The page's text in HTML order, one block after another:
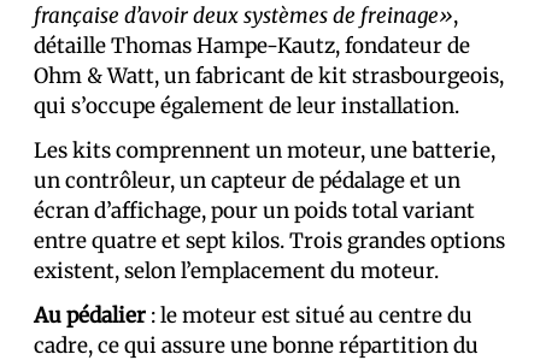
française d’avoir deux systèmes de freinage»,
détaille Thomas Hampe-Kautz, fondateur de
Ohm & Watt, un fabricant de kit strasbourgeois,
qui s’occupe également de leur installation.
Les kits comprennent un moteur, une batterie,
un contrôleur, un capteur de pédalage et un
écran d’affichage, pour un poids total variant
entre quatre et sept kilos. Trois grandes options
existent, selon l’emplacement du moteur.
Au pédalier : le moteur est situé au centre du
cadre, ce qui assure une bonne répartition du